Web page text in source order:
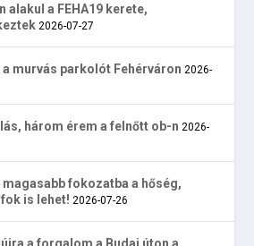
alakul a FEHA19 kerete,
2026-07-27
a murvás parkolót Fehérváron 2026-
három érem a felnőtt ob-n 2026-
fokozatba a hőség,
is lehet! 2026-07-26